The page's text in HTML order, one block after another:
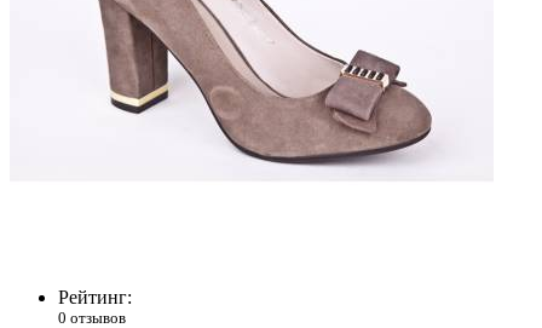
Рейтинг:
0 отзывов